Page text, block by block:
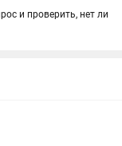
и проверить, нет ли